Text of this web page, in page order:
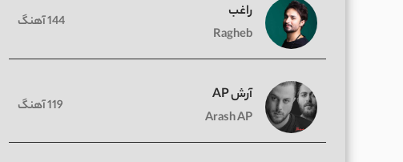
راغب
Ragheb
144 آهنگ
آرش AP
Arash AP
119 آهنگ